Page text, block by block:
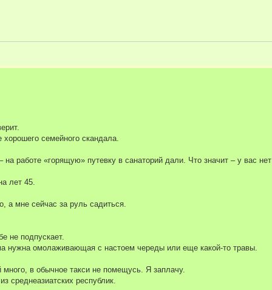
семейного скандала.
работе «горящую» путевку в санаторий дали. Что значит – у вас
лет 45.
а мне сейчас за руль садиться.
не подпускает.
нужна омолаживающая с настоем череды или еще какой-то травы.
в обычное такси не помещусь. Я заплачу.
среднеазиатских республик.